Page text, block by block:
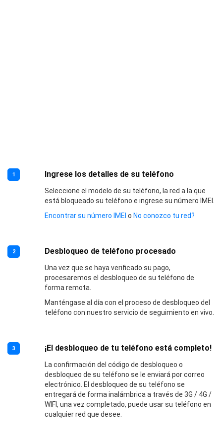
1 Ingrese los detalles de su teléfono
Seleccione el modelo de su teléfono, la red a la que
está bloqueado su teléfono e ingrese su número IMEI.
Encontrar su número IMEI o No conozco tu red?
2 Desbloqueo de teléfono procesado
Una vez que se haya verificado su pago,
procesaremos el desbloqueo de su teléfono de
forma remota.
Manténgase al día con el proceso de desbloqueo del
teléfono con nuestro servicio de seguimiento en vivo.
3 ¡El desbloqueo de tu teléfono está completo!
La confirmación del código de desbloqueo o
desbloqueo de su teléfono se le enviará por correo
electrónico. El desbloqueo de su teléfono se
entregará de forma inalámbrica a través de 3G / 4G /
WIFI, una vez completado, puede usar su teléfono en
cualquier red que desee.